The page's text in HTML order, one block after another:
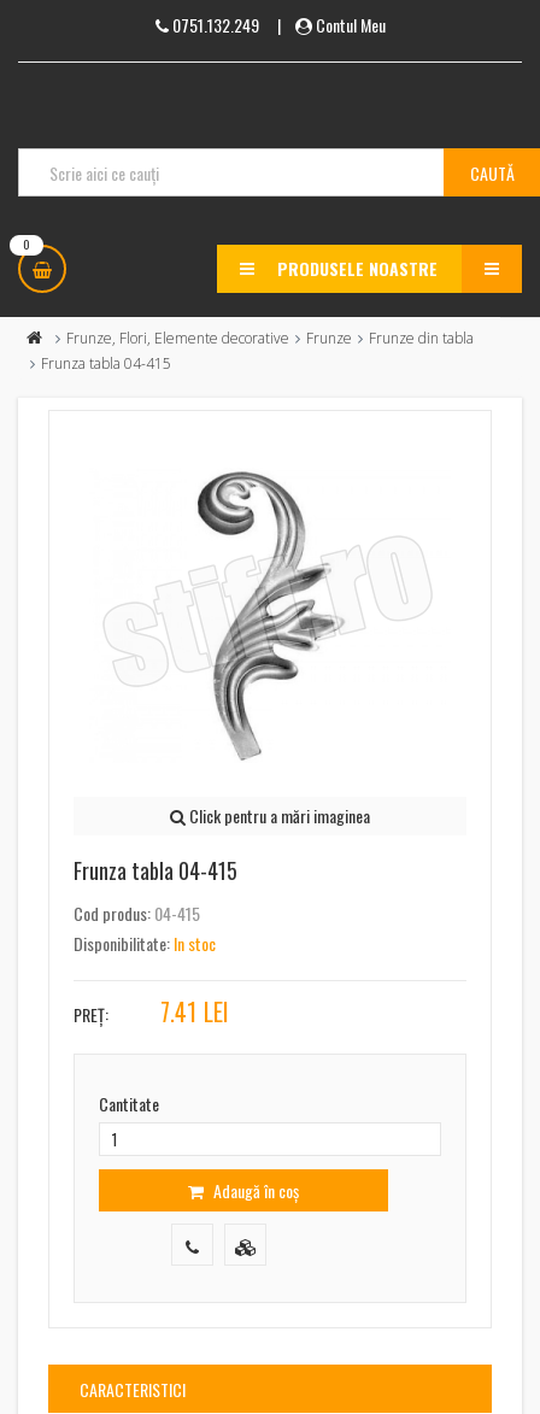
0751.132.249| Contul Meu
0
PRODUSELE NOASTRE MENU
Frunze, Flori, Elemente decorative Frunze
Frunze din tabla
Frunza tabla 04-415
Click pentru a mări imaginea
Frunza tabla 04-415
Cod produs:04-415
Disponibilitate:In stoc
PREȚ: 7.41 LEI
Cantitate
Adaugă în coș
CARACTERISTICI